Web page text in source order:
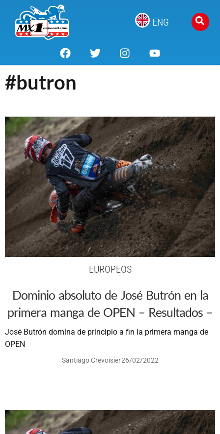
ENG
#butron
EUROPEOS
Dominio absoluto de José Butrón en la
primera manga de OPEN – Resultados –
José Butrón domina de principio a fin la primera manga de
OPEN
Santiago Crevoisier26/02/2022